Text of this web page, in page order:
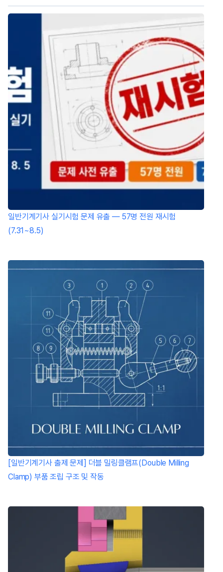
일반기계기사 실기시험 문제 유출 — 57명 전원 재시험
(7.31~8.5)
[일반기계기사 출제 문제] 더블 밀링클램프(Double Milling
Clamp) 부품 조립 구조 및 작동